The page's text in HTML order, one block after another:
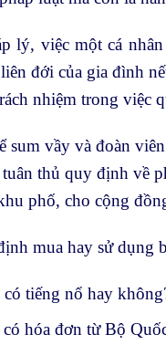
lý, việc một cá
đới của gia đình
nhiệm trong việc
sum vầy và đoàn
thủ quy định về
phố, cho cộng
mua hay sử dụng
tiếng nổ hay
có hóa đơn từ Bộ